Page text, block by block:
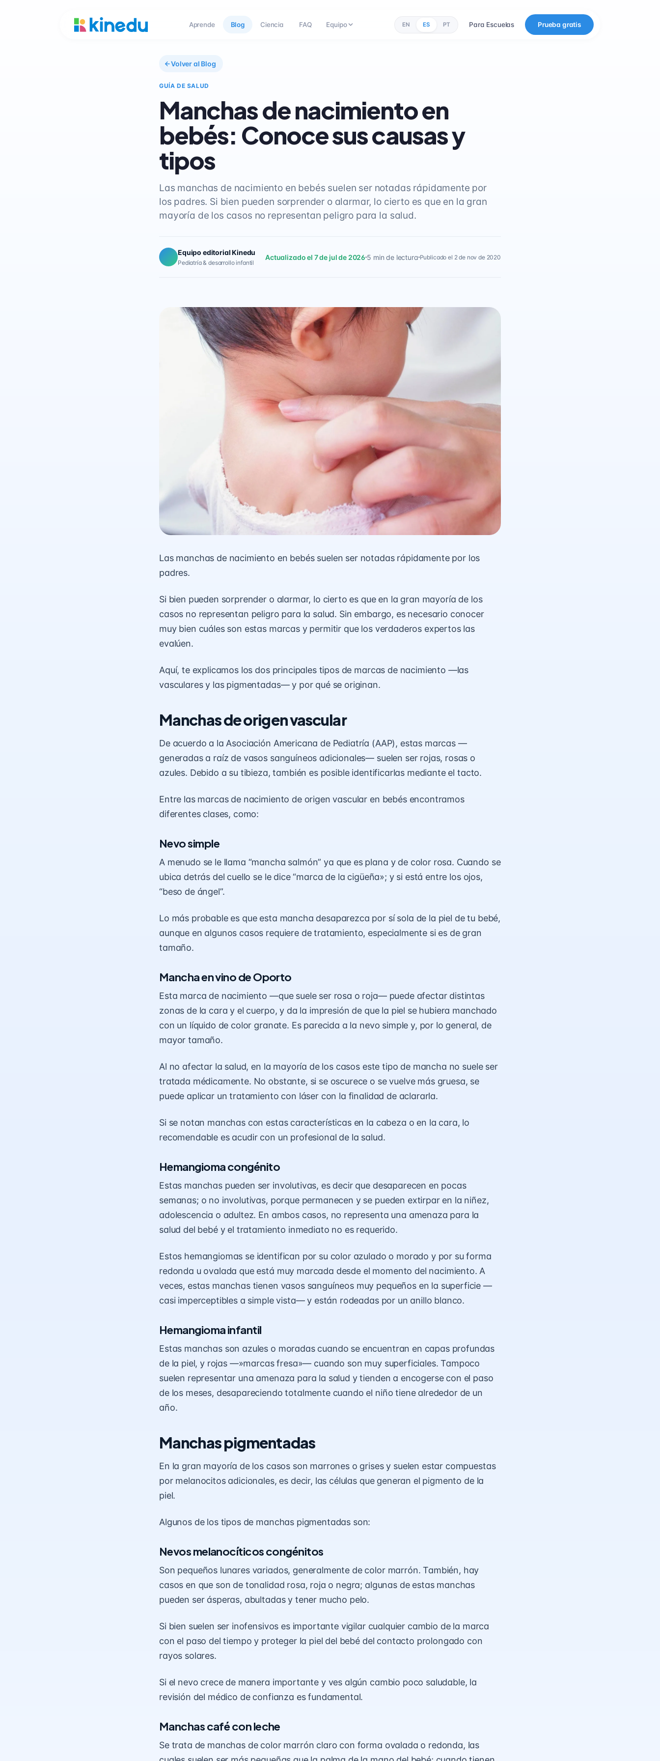
Aprende Blog Ciencia FAQ Equipo EN ES PT Para Escuelas Prueba gratis
Volver al Blog
GUÍA DE SALUD
Manchas de nacimiento en
bebés: Conoce sus causas y
tipos
Las manchas de nacimiento en bebés suelen ser notadas rápidamente por
los padres. Si bien pueden sorprender o alarmar, lo cierto es que en la gran
mayoría de los casos no representan peligro para la salud.
Equipo editorial Kinedu
Pediatría & desarrollo infantil
Actualizado el 7 de jul de 2026 5 min de lectura Publicado el 2 de nov de 2020
Las manchas de nacimiento en bebés suelen ser notadas rápidamente por los
padres.
Si bien pueden sorprender o alarmar, lo cierto es que en la gran mayoría de los
casos no representan peligro para la salud. Sin embargo, es necesario conocer
muy bien cuáles son estas marcas y permitir que los verdaderos expertos las
evalúen.
Aquí, te explicamos los dos principales tipos de marcas de nacimiento —las
vasculares y las pigmentadas— y por qué se originan.
Manchas de origen vascular
De acuerdo a la Asociación Americana de Pediatría (AAP), estas marcas —
generadas a raíz de vasos sanguíneos adicionales— suelen ser rojas, rosas o
azules. Debido a su tibieza, también es posible identificarlas mediante el tacto.
Entre las marcas de nacimiento de origen vascular en bebés encontramos
diferentes clases, como:
Nevo simple
A menudo se le llama “mancha salmón” ya que es plana y de color rosa. Cuando se
ubica detrás del cuello se le dice “marca de la cigüeña»; y si está entre los ojos,
“beso de ángel”.
Lo más probable es que esta mancha desaparezca por sí sola de la piel de tu bebé,
aunque en algunos casos requiere de tratamiento, especialmente si es de gran
tamaño.
Mancha en vino de Oporto
Esta marca de nacimiento —que suele ser rosa o roja— puede afectar distintas
zonas de la cara y el cuerpo, y da la impresión de que la piel se hubiera manchado
con un líquido de color granate. Es parecida a la nevo simple y, por lo general, de
mayor tamaño.
Al no afectar la salud, en la mayoría de los casos este tipo de mancha no suele ser
tratada médicamente. No obstante, si se oscurece o se vuelve más gruesa, se
puede aplicar un tratamiento con láser con la finalidad de aclararla.
Si se notan manchas con estas características en la cabeza o en la cara, lo
recomendable es acudir con un profesional de la salud.
Hemangioma congénito
Estas manchas pueden ser involutivas, es decir que desaparecen en pocas
semanas; o no involutivas, porque permanecen y se pueden extirpar en la niñez,
adolescencia o adultez. En ambos casos, no representa una amenaza para la
salud del bebé y el tratamiento inmediato no es requerido.
Estos hemangiomas se identifican por su color azulado o morado y por su forma
redonda u ovalada que está muy marcada desde el momento del nacimiento. A
veces, estas manchas tienen vasos sanguíneos muy pequeños en la superficie —
casi imperceptibles a simple vista— y están rodeadas por un anillo blanco.
Hemangioma infantil
Estas manchas son azules o moradas cuando se encuentran en capas profundas
de la piel, y rojas —»marcas fresa»— cuando son muy superficiales. Tampoco
suelen representar una amenaza para la salud y tienden a encogerse con el paso
de los meses, desapareciendo totalmente cuando el niño tiene alrededor de un
año.
Manchas pigmentadas
En la gran mayoría de los casos son marrones o grises y suelen estar compuestas
por melanocitos adicionales, es decir, las células que generan el pigmento de la
piel.
Algunos de los tipos de manchas pigmentadas son:
Nevos melanocíticos congénitos
Son pequeños lunares variados, generalmente de color marrón. También, hay
casos en que son de tonalidad rosa, roja o negra; algunas de estas manchas
pueden ser ásperas, abultadas y tener mucho pelo.
Si bien suelen ser inofensivos es importante vigilar cualquier cambio de la marca
con el paso del tiempo y proteger la piel del bebé del contacto prolongado con
rayos solares.
Si el nevo crece de manera importante y ves algún cambio poco saludable, la
revisión del médico de confianza es fundamental.
Manchas café con leche
Se trata de manchas de color marrón claro con forma ovalada o redonda, las